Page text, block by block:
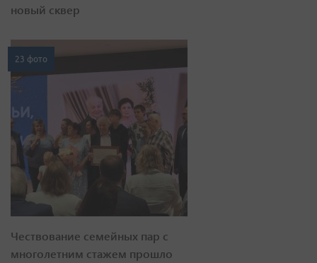
новый сквер
23 фото
Чествование семейных пар с
многолетним стажем прошло